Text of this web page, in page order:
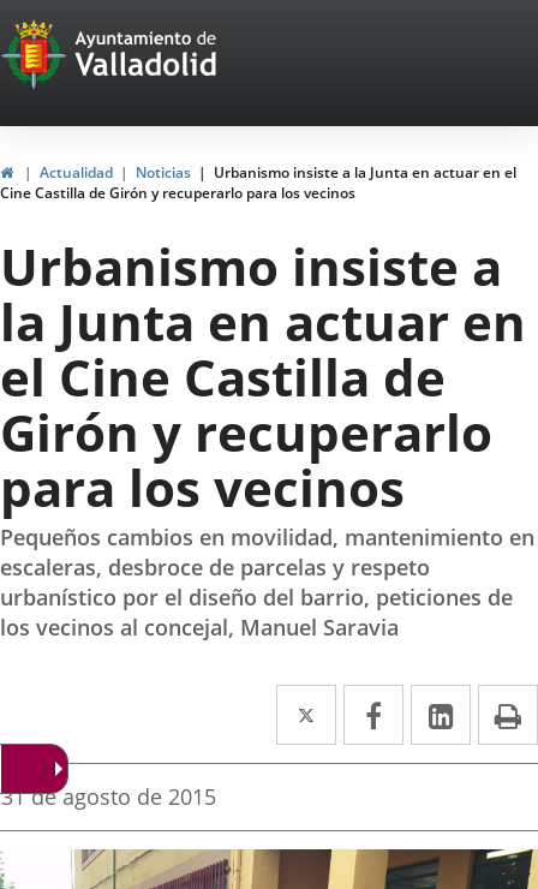
Portal
Web
del
Ayuntamiento
de
Valladolid
InicioActualidad Noticias
Urbanismo insiste a la Junta en actuar en el
Cine Castilla de Girón y recuperarlo para los vecinos
Urbanismo insiste a
la Junta en actuar en
el Cine Castilla de
Girón y recuperarlo
para los vecinos
Pequeños cambios en movilidad, mantenimiento en
escaleras, desbroce de parcelas y respeto
urbanístico por el diseño del barrio, peticiones de
los vecinos al concejal, Manuel Saravia
Twitter
Enlace
a
aplicación
externa.
Facebook
Enlace
a
aplicación
externa.
Enlace
a
Fecha
la
noticia
31 de agosto de 2015